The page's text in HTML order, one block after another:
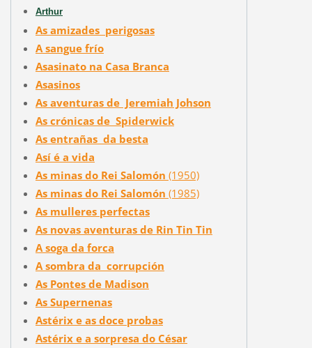
Arthur
As amizades perigosas
A sangue frío
Asasinato na Casa Branca
Asasinos
As aventuras de Jeremiah Johson
As crónicas de Spiderwick
As entrañas da besta
Así é a vida
As minas do Rei Salomón (1950)
As minas do Rei Salomón (1985)
As mulleres perfectas
As novas aventuras de Rin Tin Tin
A soga da forca
A sombra da corrupción
As Pontes de Madison
As Supernenas
Astérix e as doce probas
Astérix e a sorpresa do César